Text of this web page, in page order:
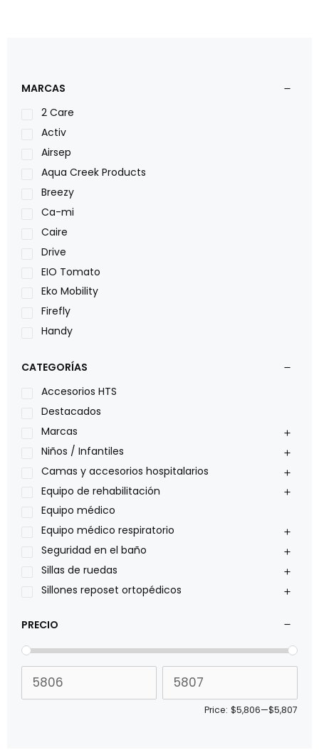
MARCAS
2 Care
Activ
Airsep
Aqua Creek Products
Breezy
Ca-mi
Caire
Drive
EIO Tomato
Eko Mobility
Firefly
Handy
Leggero
Lumex
Medical Store
Nidek
Oxiplus
Philips
Pride
Roho
Sillas de ruedas Everest Jennings
Stealth products
Xiehe Medical
CATEGORÍAS
Accesorios HTS
Destacados
Marcas
Niños / Infantiles
Camas y accesorios hospitalarios
Equipo de rehabilitación
Equipo médico
Equipo médico respiratorio
Seguridad en el baño
Sillas de ruedas
Sillones reposet ortopédicos
PRECIO
Price: $5,806—$5,807